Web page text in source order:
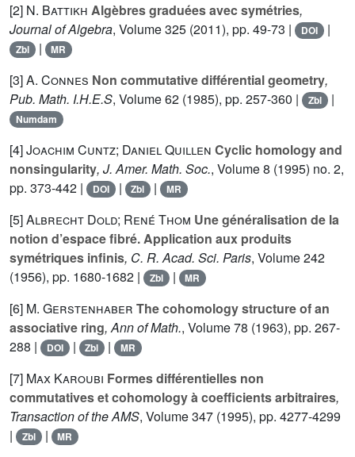
[2] N. Battikh Algèbres graduées avec symétries,
Journal of Algebra, Volume 325 (2011), pp. 49-73 | DOI |
Zbl | MR
[3]A. Connes Non commutative différential geometry,
Pub. Math. I.H.E.S, Volume 62 (1985), pp. 257-360 | Zbl |
Numdam
[4]Joachim Cuntz; Daniel Quillen Cyclic homology and
nonsingularity, J. Amer. Math. Soc., Volume 8 (1995) no. 2,
pp. 373-442 |
DOI | Zbl | MR
[5]Albrecht Dold; René Thom Une généralisation de la
notion d’espace fibré. Application aux produits
symétriques infinis, C. R. Acad. Sci. Paris, Volume 242
(1956), pp. 1680-1682 |
Zbl | MR
[6] M. Gerstenhaber The cohomology structure of an
associative ring, Ann of Math., Volume 78 (1963), pp. 267-
288 |
DOI | Zbl | MR
[7] Max Karoubi Formes différentielles non
commutatives et cohomology à coefficients arbitraires,
Transaction of the AMS, Volume 347 (1995), pp. 4277-4299
|
Zbl | MR